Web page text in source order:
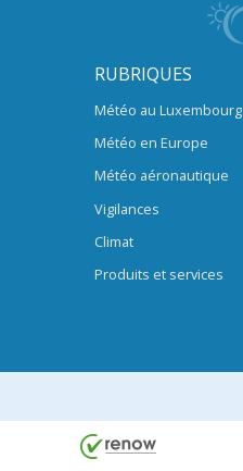
RUBRIQUES
Météo au Luxembourg
Météo en Europe
Météo aéronautique
Vigilances
Climat
Produits et services